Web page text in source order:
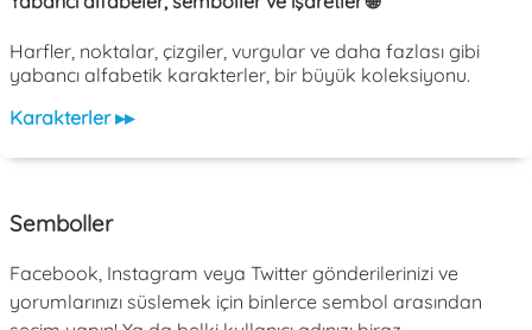
Harfler, noktalar, çizgiler, vurgular ve daha fazlası gibi
yabancı alfabetik karakterler, bir büyük koleksiyonu.
Karakterler ▸▸
Semboller
Facebook, Instagram veya Twitter gönderilerinizi ve
yorumlarınızı süslemek için binlerce sembol arasından